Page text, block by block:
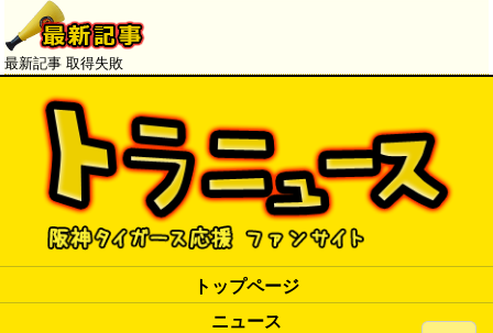
最新記事 取得失敗
トップページ
ニュース